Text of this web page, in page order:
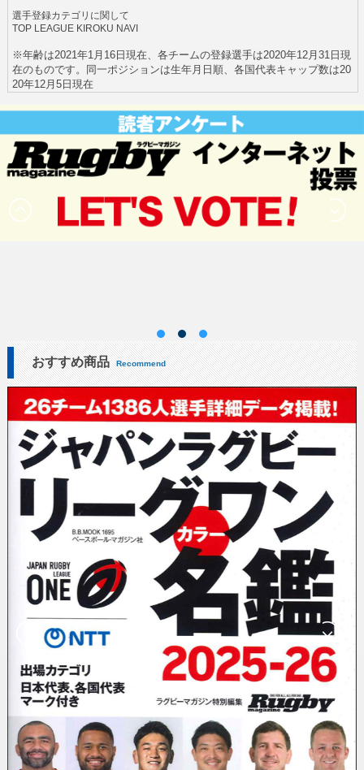
選手登録カテゴリに関して
TOP LEAGUE KIROKU NAVI
※年齢は2021年1月16日現在、各チームの登録選手は2020年12月31日現
在のものです。同一ポジションは生年月日順、各国代表キャップ数は20
20年12月5日現在
おすすめ商品 Recommend